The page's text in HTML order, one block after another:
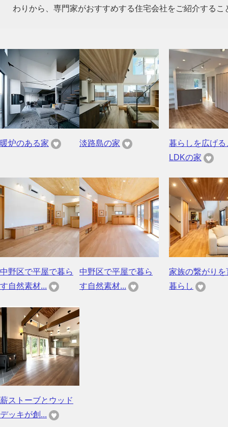
わりから、専門家がおすすめする住宅会社をご紹介するこ
暖炉のある家 淡路島の家
暮らしを広げる
LDKの家
中野区で平屋で暮ら
す自然素材...
中野区で平屋で暮ら
す自然素材...
家族の繋がりを
暮らし
薪ストーブとウッド
デッキが創...